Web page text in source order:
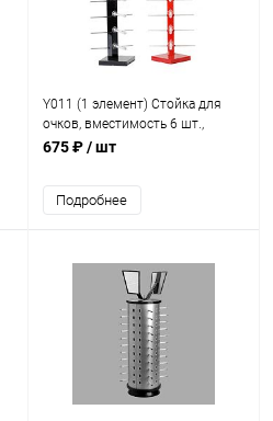
Y011 (1 элемент) Стойка для
очков, вместимость 6 шт.,
H=375мм
675 ₽/ шт
Подробнее